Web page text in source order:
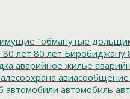
"обманутые
80 лет 80 лет Биробиджану
аварийное жилье
авиасообщение
автомобили автомобиль